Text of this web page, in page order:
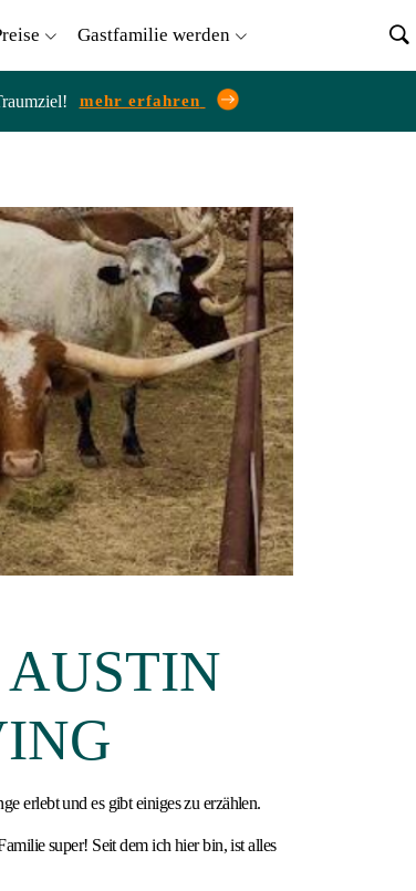
Gastfamilie werden
mehr erfahren
erlebt und es gibt einiges zu erzählen.
super! Seit dem ich hier bin, ist alles